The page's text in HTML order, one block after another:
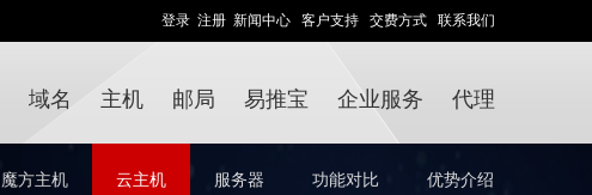
登录 注册 新闻中心 客户支持 交费方式 联系我们
域名 主机 邮局 易推宝 企业服务 代理
优势介绍
功能对比
服务器
云主机
魔方主机